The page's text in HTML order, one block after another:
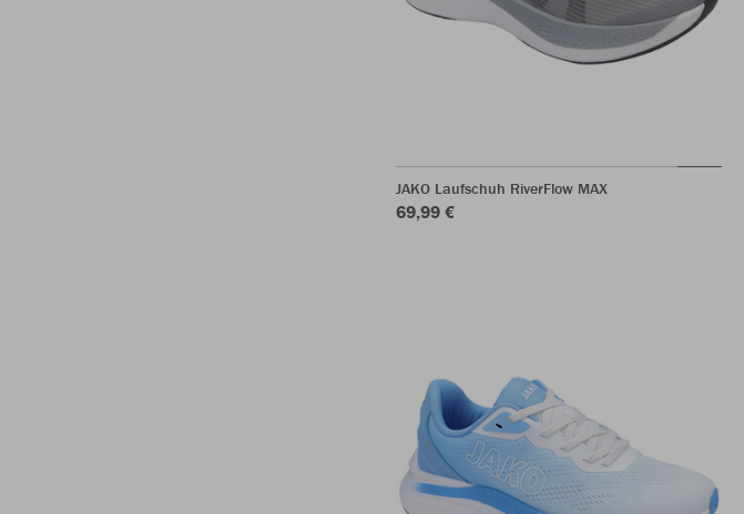
JAKO Laufschuh RiverFlow MAX
69,99 €